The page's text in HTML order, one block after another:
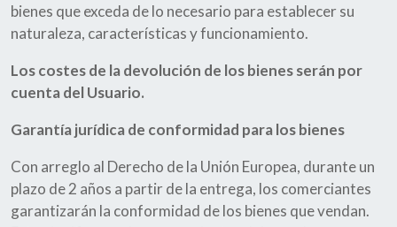
bienes que exceda de lo necesario para establecer su
naturaleza, características y funcionamiento.
Los costes de la devolución de los bienes serán por
cuenta del Usuario.
Garantía jurídica de conformidad para los bienes
Con arreglo al Derecho de la Unión Europea, durante un
plazo de 2 años a partir de la entrega, los comerciantes
garantizarán la conformidad de los bienes que vendan.